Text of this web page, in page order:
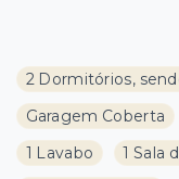
2 Dormitórios,
Garagem Coberta
1 Lavabo
1 Sala